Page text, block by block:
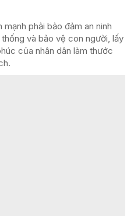
phải bảo đảm an ninh
và bảo vệ con người, lấy
của nhân dân làm thước